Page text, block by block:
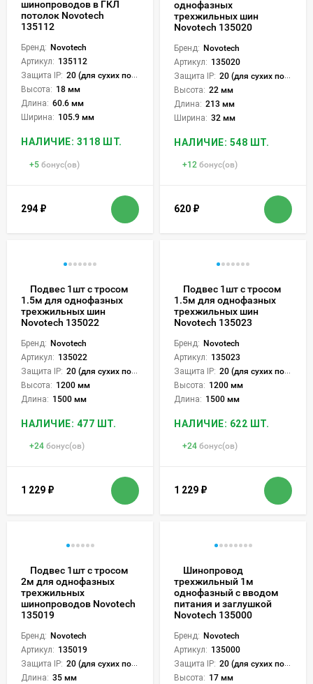
шинопроводов в ГКЛ
потолок Novotech
135112
Бренд: Novotech
Артикул: 135112
Защита IP: 20 (для сухих пом.)
Высота: 18 мм
Длина: 60.6 мм
Ширина: 105.9 мм
НАЛИЧИЕ: 3118 ШТ.
+5 бонус(ов)
294 ₽
однофазных
трехжильных шин
Novotech 135020
Бренд: Novotech
Артикул: 135020
Защита IP: 20 (для сухих пом.)
Высота: 22 мм
Длина: 213 мм
Ширина: 32 мм
НАЛИЧИЕ: 548 ШТ.
+12 бонус(ов)
620 ₽
Подвес 1шт с тросом
1.5м для однофазных
трехжильных шин
Novotech 135022
Бренд: Novotech
Артикул: 135022
Защита IP: 20 (для сухих пом.)
Высота: 1200 мм
Длина: 1500 мм
НАЛИЧИЕ: 477 ШТ.
+24 бонус(ов)
1 229 ₽
Подвес 1шт с тросом
1.5м для однофазных
трехжильных шин
Novotech 135023
Бренд: Novotech
Артикул: 135023
Защита IP: 20 (для сухих пом.)
Высота: 1200 мм
Длина: 1500 мм
НАЛИЧИЕ: 622 ШТ.
+24 бонус(ов)
1 229 ₽
Подвес 1шт с тросом
2м для однофазных
трехжильных
шинопроводов Novotech
135019
Бренд: Novotech
Артикул: 135019
Защита IP: 20 (для сухих пом.)
Длина: 35 мм
Шинопровод
трехжильный 1м
однофазный с вводом
питания и заглушкой
Novotech 135000
Бренд: Novotech
Артикул: 135000
Защита IP: 20 (для сухих пом.)
Высота: 17 мм